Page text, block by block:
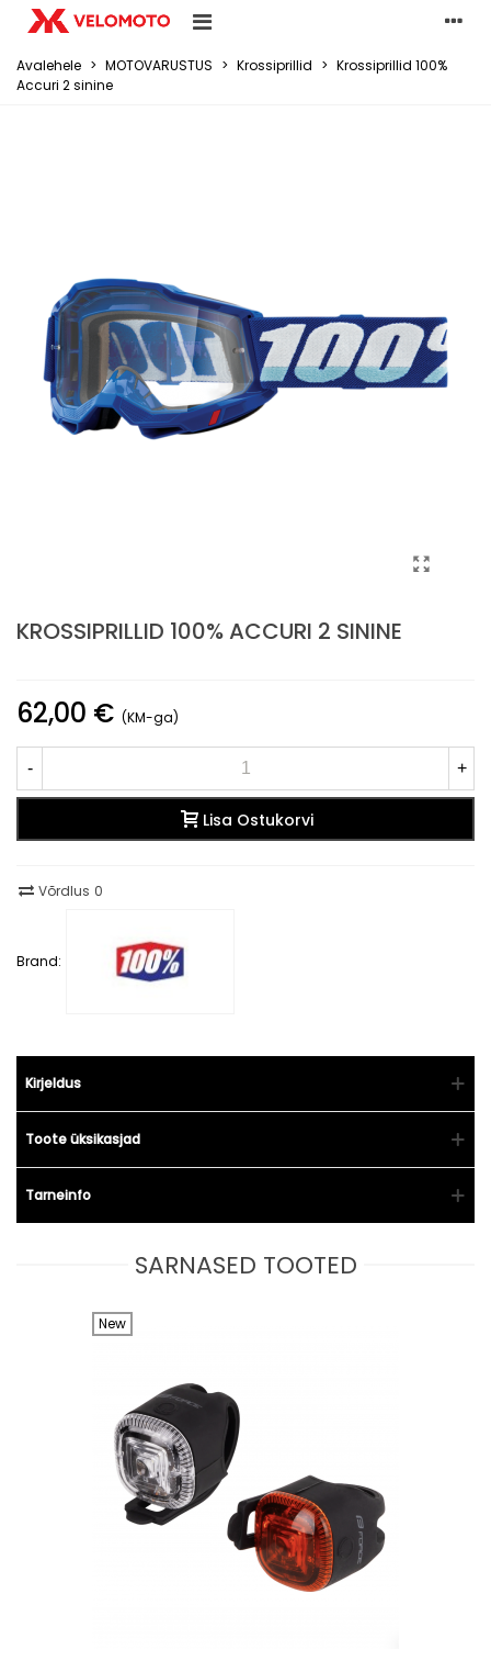
Avalehele > MOTOVARUSTUS > Krossiprillid > Krossiprillid 100%
Accuri 2 sinine
KROSSIPRILLID 100% ACCURI 2 SININE
62,00 € (KM-ga)
- +
Lisa Ostukorvi
Võrdlus 0
Brand:
Kirjeldus
Toote üksikasjad
Tarneinfo
SARNASED TOOTED
New